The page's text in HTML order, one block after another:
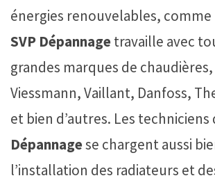
énergies renouvelables, comme
SVP Dépannagetravaille avec
grandes marques de
Viessmann, Vaillant, Danfoss,
et bien d’autres. Les techniciens
Dépannagese chargent aussi
l’installation des radiateurs et